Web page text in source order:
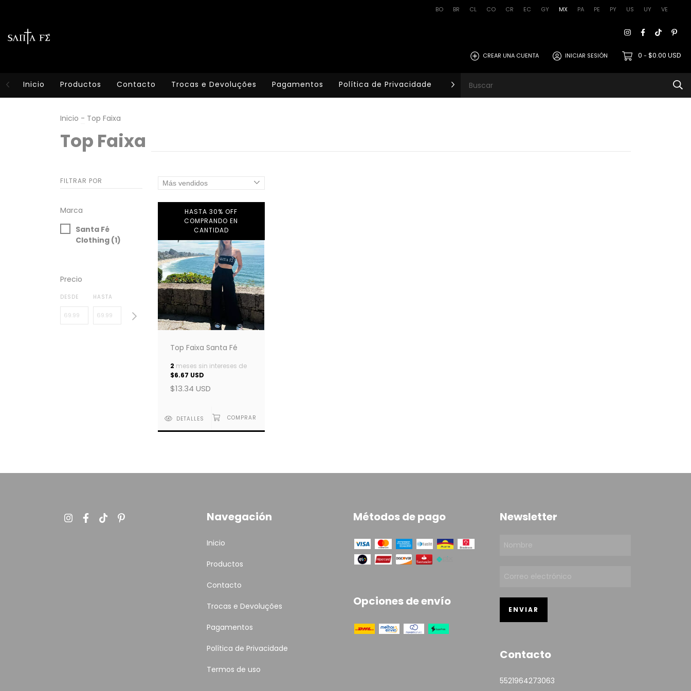
BO BR CL CO CR EC GY MX PA PE PY US UY VE
CREAR UNA CUENTA INICIAR SESIÓN 0 - $0.00 USD
Inicio Productos Contacto Trocas e Devoluções Pagamentos Política de Privacidade Termos de uso
Inicio - Top Faixa
Top Faixa
FILTRAR POR
Marca
Santa Fé
Clothing (1)
Precio
DESDE HASTA
HASTA 30% OFF
COMPRANDO EN
CANTIDAD
Top Faixa Santa Fé
2 meses sin intereses de
$6.67 USD
$13.34 USD
DETALLES
Navegación
Inicio
Productos
Contacto
Trocas e Devoluções
Pagamentos
Política de Privacidade
Termos de uso
Métodos de pago
Opciones de envío
Newsletter
Contacto
5521964273063